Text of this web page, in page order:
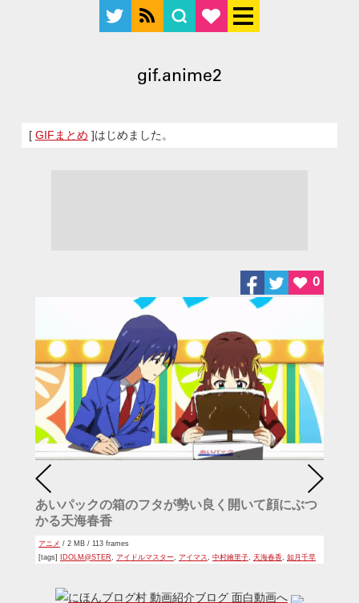
gif.anime2
[ GIFまとめ ]はじめました。
あいパックの箱のフタが勢い良く開いて顔にぶつ
かる天海春香
アニメ / 2 MB / 113 frames
[tags]
IDOLM@STER アイドルマスター アイマス 中村繪里子 天海春香 如月千早
0